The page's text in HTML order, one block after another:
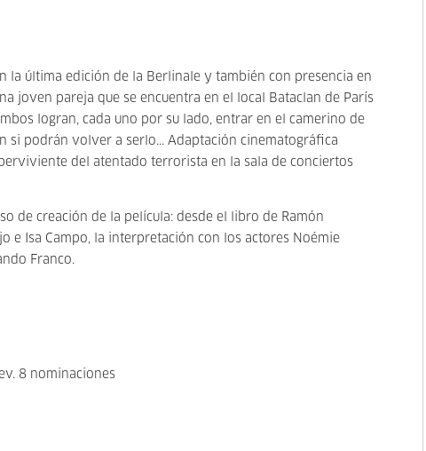
la última edición de la Berlinale y también con presencia en
joven pareja que se encuentra en el local Bataclan de París
logran, cada uno por su lado, entrar en el camerino de
si podrán volver a serlo... Adaptación cinematográfica
del atentado terrorista en la sala de conciertos
de creación de la película: desde el libro de Ramón
e Isa Campo, la interpretación con los actores Noémie
Franco.
8 nominaciones